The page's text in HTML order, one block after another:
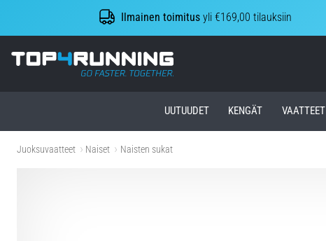
Ilmainen toimitus yli €169,00 tilauksiin
Top4Running.fi
UUTUUDET KENGÄT VAATTEET
Juoksuvaatteet Naiset Naisten sukat